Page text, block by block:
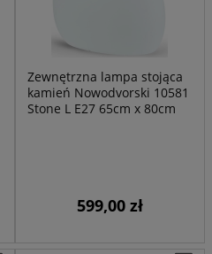
Zewnętrzna lampa stojąca
kamień Nowodvorski 10581
Stone L E27 65cm x 80cm
599,00 zł